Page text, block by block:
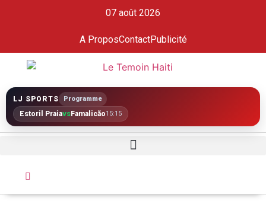
07 août 2026
A ProposContactPublicité
LJ SPORTS Programme
Estoril PraiavsFamalicão15:15